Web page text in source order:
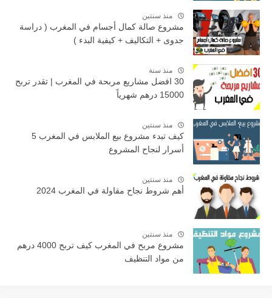
منذ سنتين
مشروع صالة كمال أجسام في المغرب ( دراسة
جدوى + التكاليف + كيفية البدء )
منذ سنة
30 افضل مشاريع مربحة في المغرب | تقدر تربح
15000 درهم شهرياً
منذ سنتين
كيف تبدء مشروع بيع الملابس في المغرب 5
أسرار لنجاح المشروع
منذ سنتين
أهم شروط نجاح مقاولة في المغرب 2024
منذ سنتين
مشروع مربح في المغرب كيف تربح 4000 درهم
من مواد التنظيف